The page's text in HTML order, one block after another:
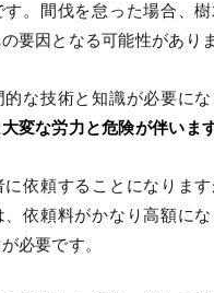
。間伐を怠った場合、
要因となる可能性がありま
な技術と知識が必要にな
変な労力と危険が伴います
依頼することになりま
依頼料がかなり高額に
必要です。